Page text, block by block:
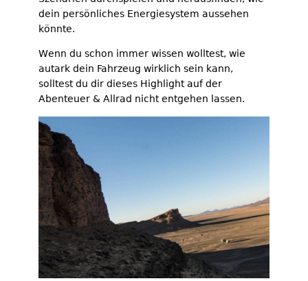
dein persönliches Energiesystem aussehen
könnte.
Wenn du schon immer wissen wolltest, wie
autark dein Fahrzeug wirklich sein kann,
solltest du dir dieses Highlight auf der
Abenteuer & Allrad nicht entgehen lassen.